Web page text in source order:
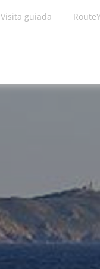
Visita guiada